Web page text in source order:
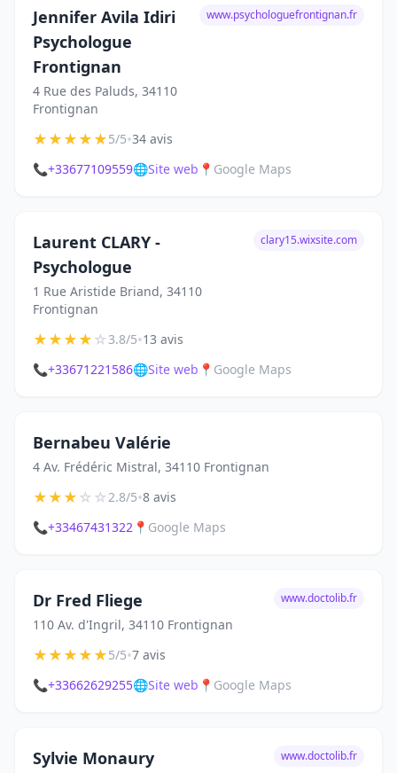
Jennifer Avila Idiri
Psychologue
Frontignan
4 Rue des Paluds, 34110
Frontignan
www.psychologuefrontignan.fr
★★★★★5/5•34 avis
📞+33677109559🌐Site web 📍 Google Maps
Laurent CLARY -
Psychologue
1 Rue Aristide Briand, 34110
Frontignan
clary15.wixsite.com
★★★★☆3.8/5•13 avis
📞+33671221586🌐Site web 📍 Google Maps
Bernabeu Valérie
4 Av. Frédéric Mistral, 34110 Frontignan
★★★☆☆2.8/5•8 avis
📞+33467431322 📍 Google Maps
Dr Fred Fliege
110 Av. d'Ingril, 34110 Frontignan
www.doctolib.fr
★★★★★5/5•7 avis
📞+33662629255🌐Site web 📍 Google Maps
Sylvie Monaury www.doctolib.fr